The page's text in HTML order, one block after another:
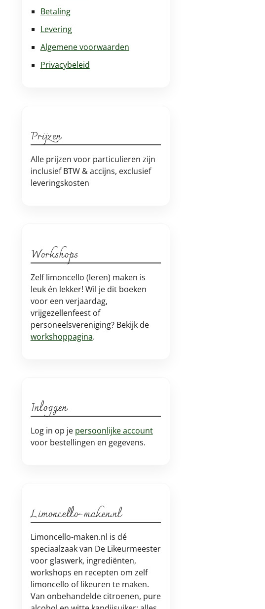
Betaling
Levering
Algemene voorwaarden
Privacybeleid
Prijzen
Alle prijzen voor particulieren zijn
inclusief BTW & accijns, exclusief
leveringskosten
Workshops
Zelf limoncello (leren) maken is
leuk én lekker! Wil je dit boeken
voor een verjaardag,
vrijgezellenfeest of
personeelsvereniging? Bekijk de
workshoppagina.
Inloggen
Log in op je persoonlijke account
voor bestellingen en gegevens.
Limoncello-maken.nl
Limoncello-maken.nl is dé
speciaalzaak van De Likeurmeester
voor glaswerk, ingrediënten,
workshops en recepten om zelf
limoncello of likeuren te maken.
Van onbehandelde citroenen, pure